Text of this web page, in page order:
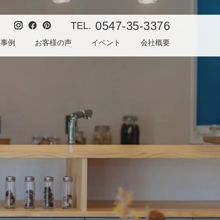
TEL. 0547-35-3376
例 お客様の声 イベント 会社概要